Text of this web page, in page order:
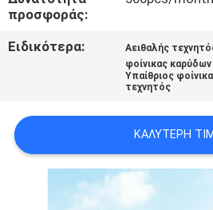
ΕΙΔΉΣΕΙΣ
ΖΗΤΉΣΤΕ
ΜΙΑ
ΠΡΟΣΦΟΡΆ
προσφοράς:
Ειδικότερα: Αειθαλής
φοίνικας
Υπαίθριος
τεχνητός
ΚΑΛΎΤΕΡΗ